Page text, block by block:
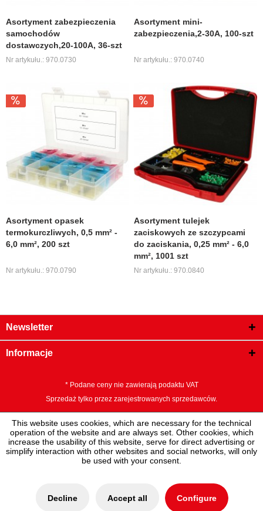
Asortyment zabezpieczenia
samochodów
dostawczych,20-100A, 36-szt
Nr artykułu.: 970.0730
Asortyment mini-
zabezpieczenia,2-30A, 100-szt
Nr artykułu.: 970.0740
Asortyment opasek
termokurczliwych, 0,5 mm² -
6,0 mm², 200 szt
Nr artykułu.: 970.0790
Asortyment tulejek
zaciskowych ze szczypcami
do zaciskania, 0,25 mm² - 6,0
mm², 1001 szt
Nr artykułu.: 970.0840
Newsletter
Informacje
* Podane ceny nie zawierają podaktu VAT
Sprzedaż tylko przez zarejestrowanych sprzedawców.
This website uses cookies, which are necessary for the technical
operation of the website and are always set. Other cookies, which
increase the usability of this website, serve for direct advertising or
simplify interaction with other websites and social networks, will only
be used with your consent.
Decline Accept all Configure